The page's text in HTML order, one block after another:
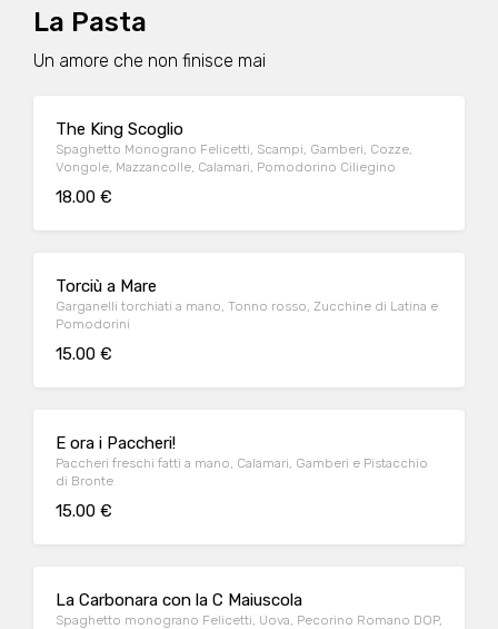
La Pasta
Un amore che non finisce mai
The King Scoglio
Spaghetto Monograno Felicetti, Scampi, Gamberi, Cozze,
Vongole, Mazzancolle, Calamari, Pomodorino Ciliegino
18.00 €
Torciù a Mare
Garganelli torchiati a mano, Tonno rosso, Zucchine di Latina e
Pomodorini
15.00 €
E ora i Paccheri!
Paccheri freschi fatti a mano, Calamari, Gamberi e Pistacchio
di Bronte
15.00 €
La Carbonara con la C Maiuscola
Spaghetto monograno Felicetti, Uova, Pecorino Romano DOP,